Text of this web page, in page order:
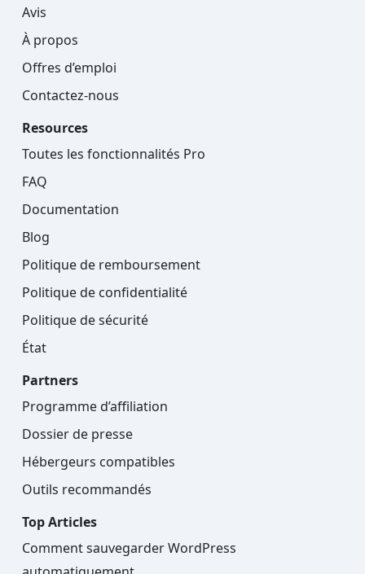
Avis
À propos
Offres d’emploi
Contactez-nous
Resources
Toutes les fonctionnalités Pro
FAQ
Documentation
Blog
Politique de remboursement
Politique de confidentialité
Politique de sécurité
État
Partners
Programme d’affiliation
Dossier de presse
Hébergeurs compatibles
Outils recommandés
Top Articles
Comment sauvegarder WordPress